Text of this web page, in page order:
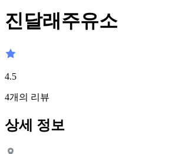
진달래주유소
4.5
4개의 리뷰
상세 정보